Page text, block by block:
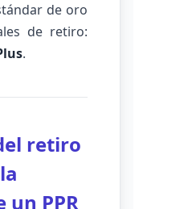
de oro
de retiro:
.
retiro
un PPR